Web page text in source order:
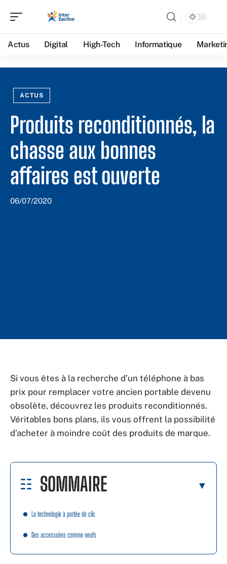
Actus Digital High-Tech Informatique
ACTUS
Produits reconditionnés, la
chasse aux bonnes
affaires est ouverte
06/07/2020
Si vous êtes à la recherche d’un téléphone à bas
prix pour remplacer votre ancien portable devenu
obsolète, découvrez les produits reconditionnés.
Véritables bons plans, ils vous offrent la possibilité
d’acheter à moindre coût des produits de marque.
SOMMAIRE
La technologie à portée de clic
Des accessoires comme neufs